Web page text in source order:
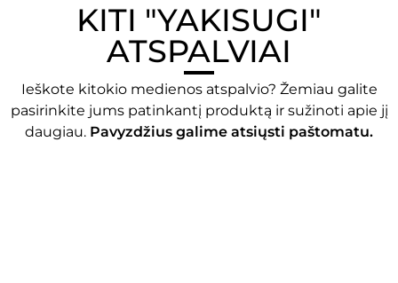
KITI "YAKISUGI"
ATSPALVIAI
Ieškote kitokio medienos atspalvio? Žemiau galite
pasirinkite jums patinkantį produktą ir sužinoti apie jį
daugiau. Pavyzdžius galime atsiųsti paštomatu.